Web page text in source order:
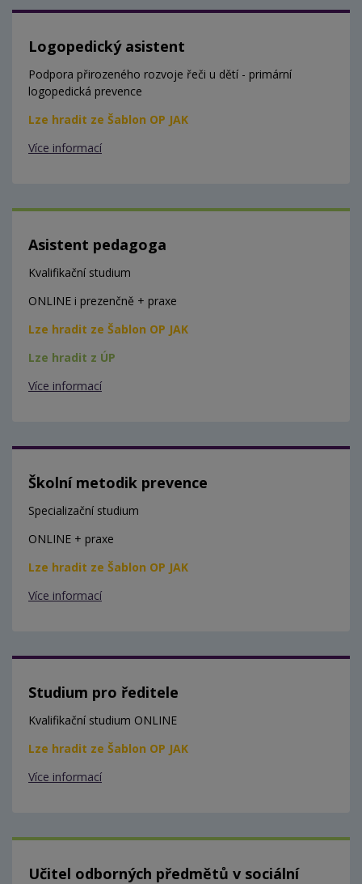
Logopedický asistent
Podpora přirozeného rozvoje řeči u dětí - primární
logopedická prevence
Lze hradit ze Šablon OP JAK
Více informací
Asistent pedagoga
Kvalifikační studium
ONLINE i prezenčně + praxe
Lze hradit ze Šablon OP JAK
Lze hradit z ÚP
Více informací
Školní metodik prevence
Specializační studium
ONLINE + praxe
Lze hradit ze Šablon OP JAK
Více informací
Studium pro ředitele
Kvalifikační studium ONLINE
Lze hradit ze Šablon OP JAK
Více informací
Učitel odborných předmětů v sociální